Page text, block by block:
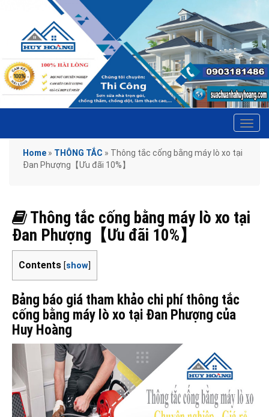
Home » THÔNG TẮC » Thông tắc cống bằng máy lò xo tại
Đan Phượng【Ưu đãi 10%】
Thông tắc cống bằng máy lò xo tại
Đan Phượng【Ưu đãi 10%】
Contents [show]
Bảng báo giá tham khảo chi phí thông tắc
cống bằng máy lò xo tại Đan Phượng của
Huy Hoàng